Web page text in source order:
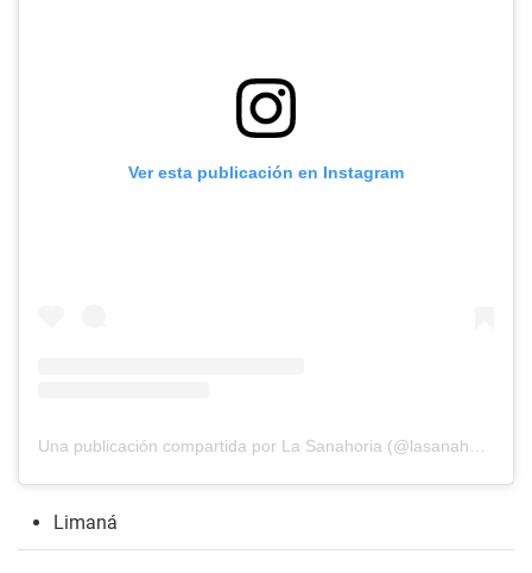
Ver esta publicación en Instagram
Limaná